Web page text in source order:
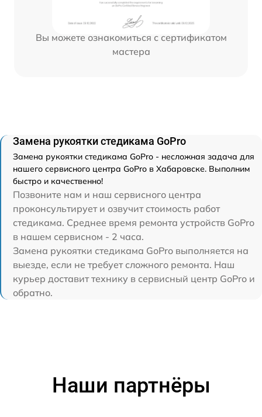
Вы можете ознакомиться с сертификатом
мастера
Замена рукоятки стедикама GoPro
Замена рукоятки стедикама GoPro - несложная задача для
нашего сервисного центра GoPro в Хабаровске. Выполним
быстро и качественно!
Позвоните нам и наш сервисного центра
проконсультирует и озвучит стоимость работ
стедикама. Среднее время ремонта устройств GoPro
в нашем сервисном - 2 часа.
Замена рукоятки стедикама GoPro выполняется на
выезде, если не требует сложного ремонта. Наш
курьер доставит технику в сервисный центр GoPro и
обратно.
Наши партнёры